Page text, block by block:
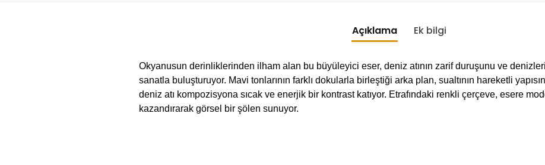
Açıklama Ek bilgi
Okyanusun derinliklerinden ilham alan bu büyüleyici eser, deniz atının zarif duruşunu ve
sanatla buluşturuyor. Mavi tonlarının farklı dokularla birleştiği arka plan, sualtının hareketli
deniz atı kompozisyona sıcak ve enerjik bir kontrast katıyor. Etrafındaki renkli çerçeve, esere
kazandırarak görsel bir şölen sunuyor.